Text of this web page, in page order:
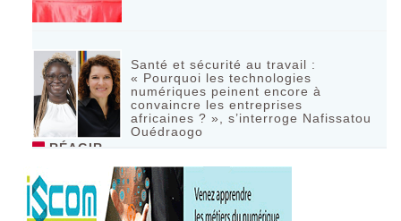
Santé et sécurité au travail :
« Pourquoi les technologies
numériques peinent encore à
convaincre les entreprises
africaines ? », s’interroge Nafissatou
Ouédraogo
RÉAGIR